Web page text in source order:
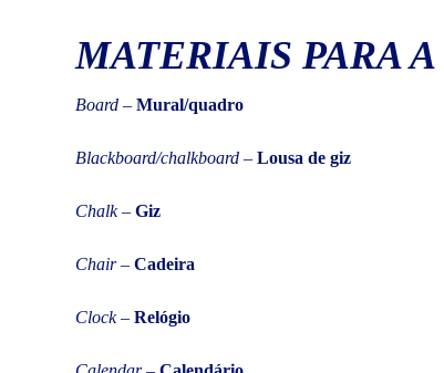
MATERIAIS PARA
Board – Mural/quadro
Blackboard/chalkboard – Lousa de giz
Chalk– Giz
Chair– Cadeira
Clock– Relógio